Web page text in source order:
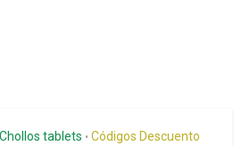
Chollos tablets • Códigos Descuento